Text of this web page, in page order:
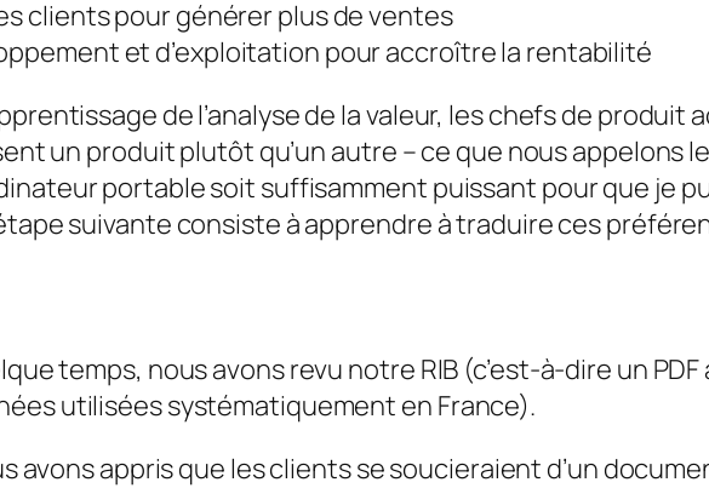
clients pour générer plus de ventes
et d’exploitation pour accroître la rentabilité
de l’analyse de la valeur, les chefs de
un produit plutôt qu’un autre – ce que nous appelons
portable soit suffisamment puissant pour que je
suivante consiste à apprendre à traduire ces
temps, nous avons revu notre RIB (c’est-à-dire un
utilisées systématiquement en France).
avons appris que les clients se soucieraient d’un